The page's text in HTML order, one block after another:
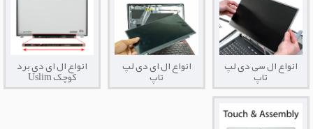
انواع ال سی دی لپ
تاپ
انواع ال ای دی لپ
تاپ
انواع ال ای دی برد
کوچک Uslim